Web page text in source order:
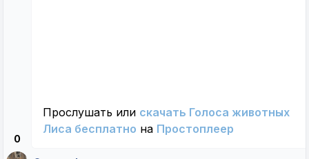
0
Прослушать или скачать Голоса животных
Лиса бесплатно на Простоплеер